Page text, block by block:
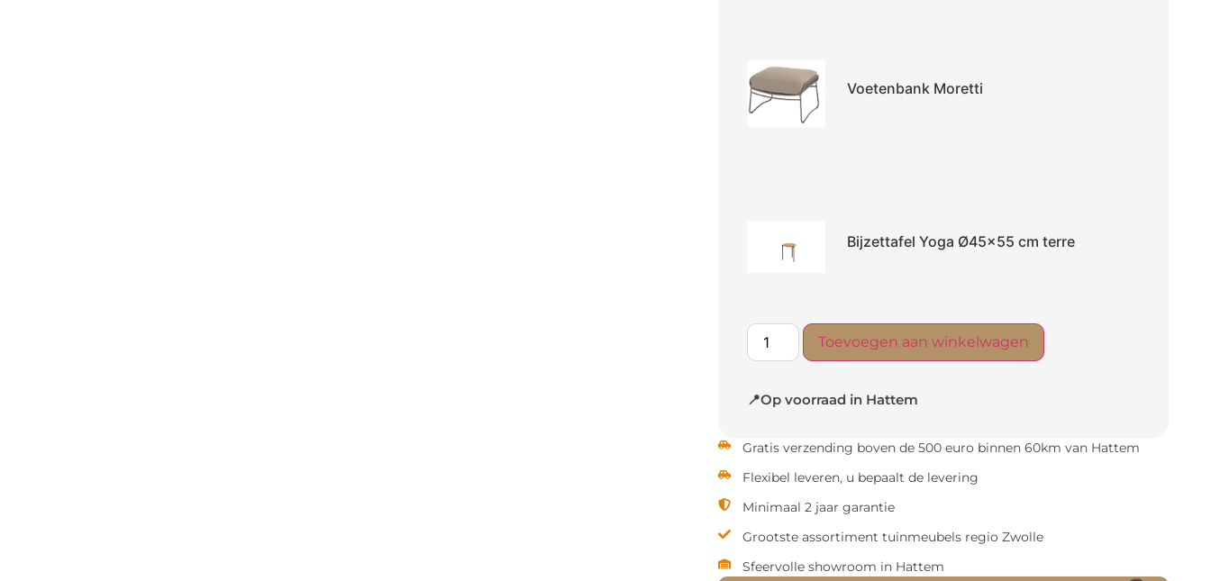
Voetenbank Moretti
Bijzettafel Yoga Ø45x55 cm terre
Toevoegen aan winkelwagen
📍Op voorraad in Hattem
Gratis verzending boven de 500 euro binnen 60km van Hattem
Flexibel leveren, u bepaalt de levering
Minimaal 2 jaar garantie
Grootste assortiment tuinmeubels regio Zwolle
Sfeervolle showroom in Hattem